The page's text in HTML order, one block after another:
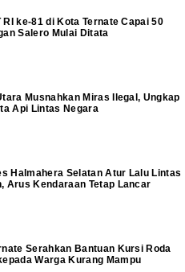
RI ke-81 di Kota Ternate Capai 50
Salero Mulai Ditata
Musnahkan Miras Ilegal, Ungkap
Api Lintas Negara
Halmahera Selatan Atur Lalu Lintas
Arus Kendaraan Tetap Lancar
Serahkan Bantuan Kursi Roda
Warga Kurang Mampu